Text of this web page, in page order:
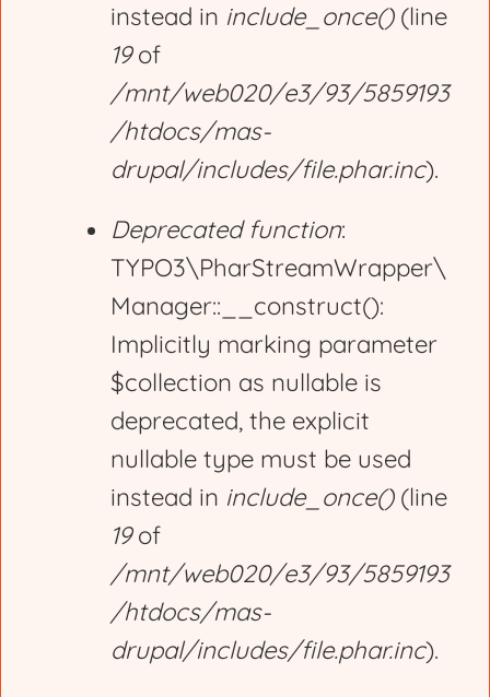
instead in include_once()(line
19of
/mnt/web020/e3/93/5859193
/htdocs/mas-
drupal/includes/file.phar.inc).
Deprecated function:
TYPO3\PharStreamWrapper\
Manager::__construct():
Implicitly marking parameter
$collection as nullable is
deprecated, the explicit
nullable type must be used
instead in include_once()(line
19of
/mnt/web020/e3/93/5859193
/htdocs/mas-
drupal/includes/file.phar.inc).